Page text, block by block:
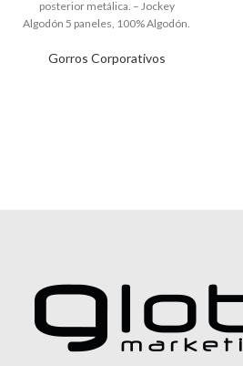
Gorros Corporativos